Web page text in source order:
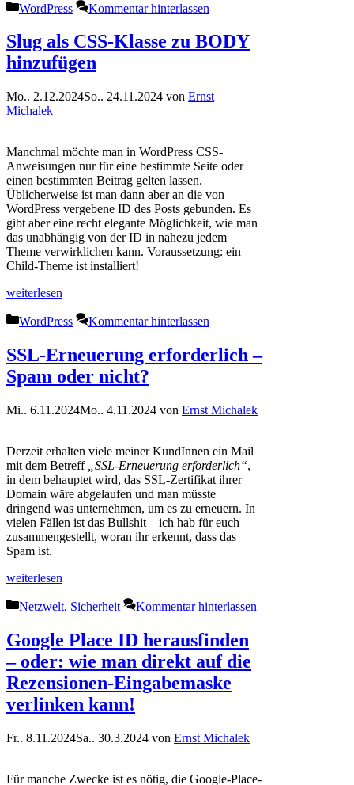
Kategorien
WordPress Kommentar hinterlassen
Slug als CSS-Klasse zu BODY
hinzufügen
Mo.. 2.12.2024So.. 24.11.2024 von Ernst
Michalek
Manchmal möchte man in WordPress CSS-
Anweisungen nur für eine bestimmte Seite oder
einen bestimmten Beitrag gelten lassen.
Üblicherweise ist man dann aber an die von
WordPress vergebene ID des Posts gebunden. Es
gibt aber eine recht elegante Möglichkeit, wie man
das unabhängig von der ID in nahezu jedem
Theme verwirklichen kann. Voraussetzung: ein
Child-Theme ist installiert!
weiterlesen
Kategorien
WordPress Kommentar hinterlassen
SSL-Erneuerung erforderlich –
Spam oder nicht?
Mi.. 6.11.2024Mo.. 4.11.2024 von Ernst Michalek
Derzeit erhalten viele meiner KundInnen ein Mail
mit dem Betreff
„SSL-Erneuerung erforderlich“,
in dem behauptet wird, das SSL-Zertifikat ihrer
Domain wäre abgelaufen und man müsste
dringend was unternehmen, um es zu erneuern. In
vielen Fällen ist das Bullshit – ich hab für euch
zusammengestellt, woran ihr erkennt, dass das
Spam ist.
weiterlesen
Kategorien
Netzwelt, Sicherheit Kommentar hinterlassen
Google Place ID herausfinden
– oder: wie man direkt auf die
Rezensionen-Eingabemaske
verlinken kann!
Fr.. 8.11.2024Sa.. 30.3.2024 von Ernst Michalek
Für manche Zwecke ist es nötig, die Google-Place-